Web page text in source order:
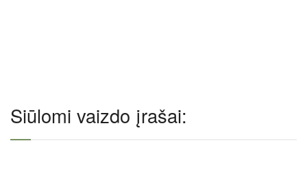
Siūlomi vaizdo įrašai: